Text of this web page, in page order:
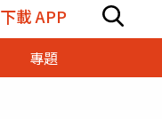
下載 APP
專題